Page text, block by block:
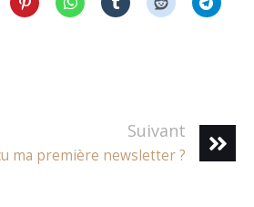
Suivant
ma première newsletter ?